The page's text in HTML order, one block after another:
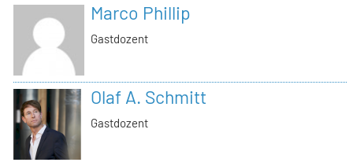
Marco Phillip
Gastdozent
Olaf A. Schmitt
Gastdozent